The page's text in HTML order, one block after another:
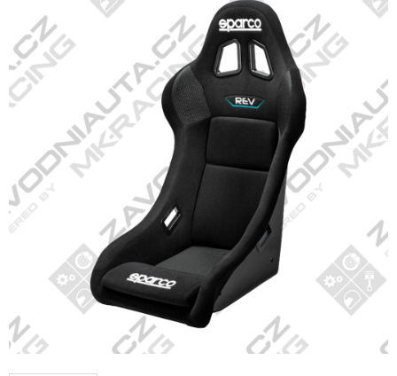
TÝM
A
SERVIS
FANOUŠCI
Profil
firmy
Obchodní
podmínky
Doprava